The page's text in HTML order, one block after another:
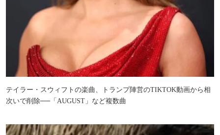
テイラー・スウィフトの楽曲、トランプ陣営のTIKTOK動画から相
次いで削除──「AUGUST」など複数曲